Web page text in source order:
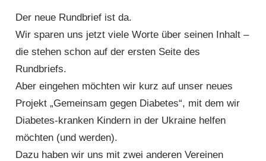
Der neue Rundbrief ist da.
Wir sparen uns jetzt viele Worte über seinen Inhalt –
die stehen schon auf der ersten Seite des
Rundbriefs.
Aber eingehen möchten wir kurz auf unser neues
Projekt „Gemeinsam gegen Diabetes“, mit dem wir
Diabetes-kranken Kindern in der Ukraine helfen
möchten (und werden).
Dazu haben wir uns mit zwei anderen Vereinen